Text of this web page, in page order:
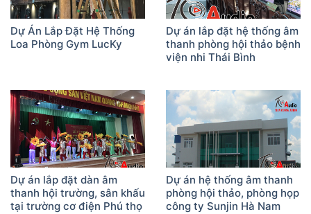
Dự Án Lắp Đặt Hệ Thống
Loa Phòng Gym LucKy
Dự án lắp đặt hệ thống âm
thanh phòng hội thảo bệnh
viện nhi Thái Bình
Dự án lắp đặt dàn âm
thanh hội trường, sân khấu
tại trường cơ điện Phú thọ
Dự án hệ thống âm thanh
phòng hội thảo, phòng họp
công ty Sunjin Hà Nam